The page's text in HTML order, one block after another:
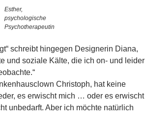
Esther,
psychologische
Psychotherapeutin
schreibt hingegen Designerin Diana,
und soziale Kälte, die ich on- und leider
Christoph, hat keine
es erwischt mich … oder es erwischt
unbedarft. Aber ich möchte natürlich